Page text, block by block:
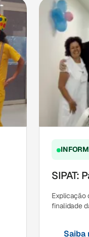
SIPAT:
Explicação
finalidade
Saiba